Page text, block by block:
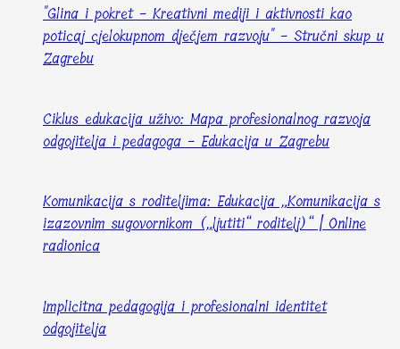
"Glina i pokret - Kreativni mediji i aktivnosti kao
poticaj cjelokupnom dječjem razvoju" - Stručni skup u
Zagrebu
Ciklus edukacija uživo: Mapa profesionalnog razvoja
odgojitelja i pedagoga - Edukacija u Zagrebu
Komunikacija s roditeljima: Edukacija „Komunikacija s
izazovnim sugovornikom („ljutiti“ roditelj)“ | Online
radionica
Implicitna pedagogija i profesionalni identitet
odgojitelja